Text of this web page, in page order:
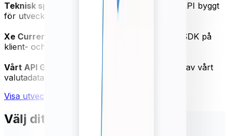
Teknisk specifikation PDF
- Kraftfullt JSON API byggt
för utvecklare
Xe Currency Data Swagger - Få
åtkomst till SDK på
klient- och serversidan
Vårt API GitHub Repository
- Få ut det mesta av vårt
valutadata API
Visa utvecklardokumentation
Välj ditt språk